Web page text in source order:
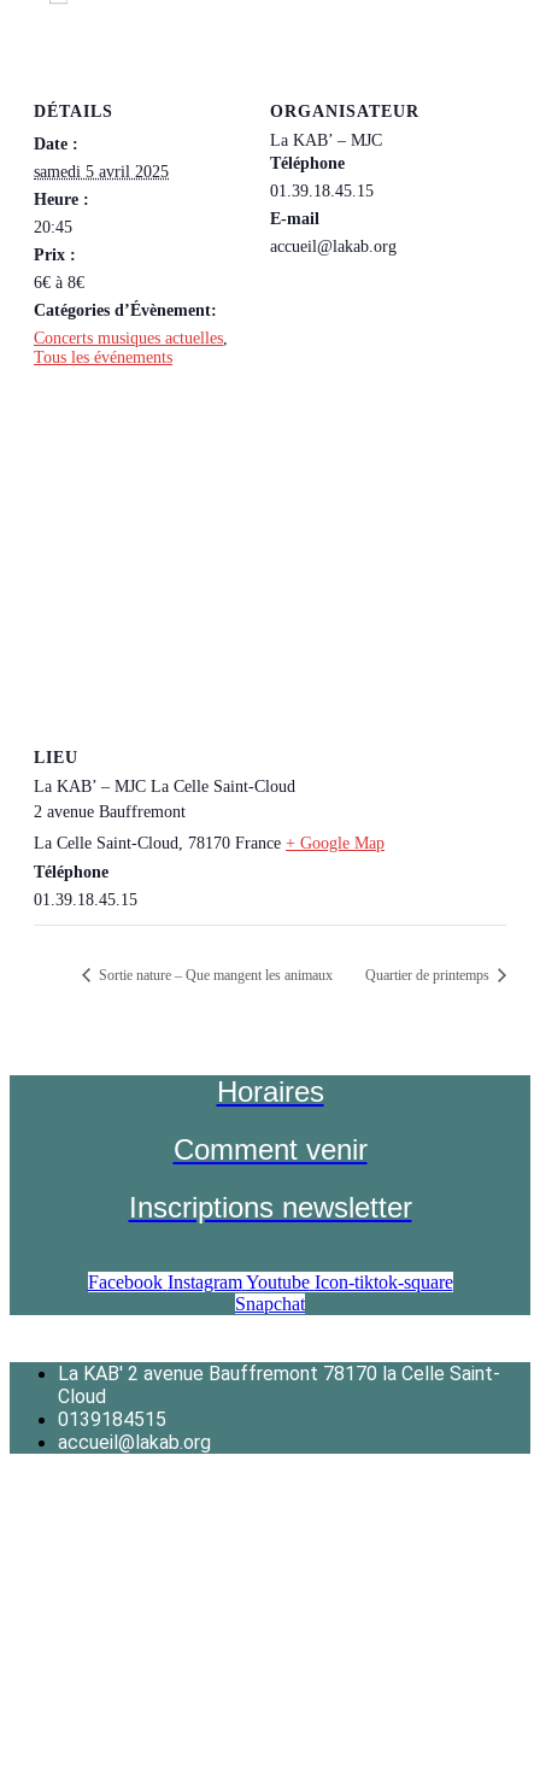
DÉTAILS
Date :
samedi 5 avril 2025
Heure :
20:45
Prix :
6€ à 8€
Catégories d’Évènement:
Concerts musiques actuelles
Tous les événements
ORGANISATEUR
La KAB’ – MJC
Téléphone
01.39.18.45.15
E-mail
accueil@lakab.org
LIEU
La KAB’ – MJC La Celle Saint-Cloud
2 avenue Bauffremont
La Celle Saint-Cloud, 78170 France + Google Map
Téléphone
01.39.18.45.15
Sortie nature – Que mangent les animaux Quartier de printemps
Horaires
Comment venir
Inscriptions newsletter
Facebook Instagram Youtube Icon-tiktok-square
Snapchat
La KAB' 2 avenue Bauffremont 78170 la Celle Saint-
Cloud
0139184515
accueil@lakab.org